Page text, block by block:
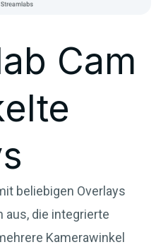
Cam
beliebigen Overlays
aus, die integrierte
Kamerawinkel